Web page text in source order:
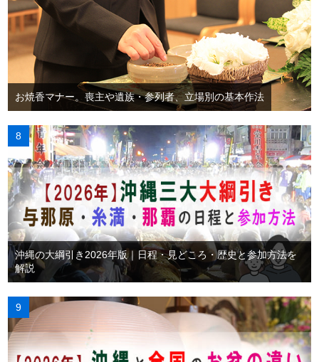
お焼香マナー。喪主や遺族・参列者、立場別の基本作法
沖縄の大綱引き2026年版｜日程・見どころ・歴史と参加方法を
解説